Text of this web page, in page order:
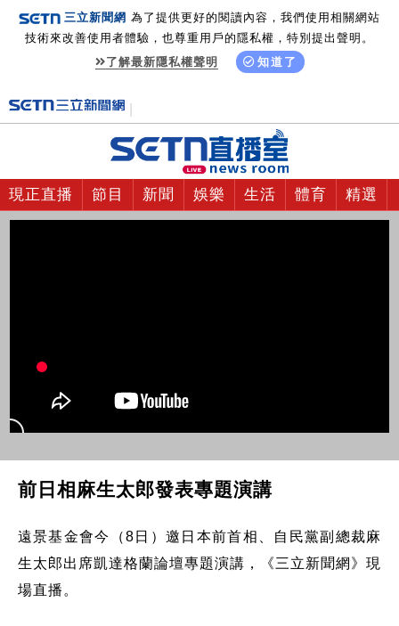
三立新聞網 為了提供更好的閱讀內容，我們使用相關網站
技術來改善使用者體驗，也尊重用戶的隱私權，特別提出聲明。
了解最新隱私權聲明
知道了
現正直播 節目 新聞 娛樂 生活 體育 精選
前日相麻生太郎發表專題演講
遠景基金會今（8日）邀日本前首相、自民黨副總裁麻
生太郎出席凱達格蘭論壇專題演講，《三立新聞網》現
場直播。